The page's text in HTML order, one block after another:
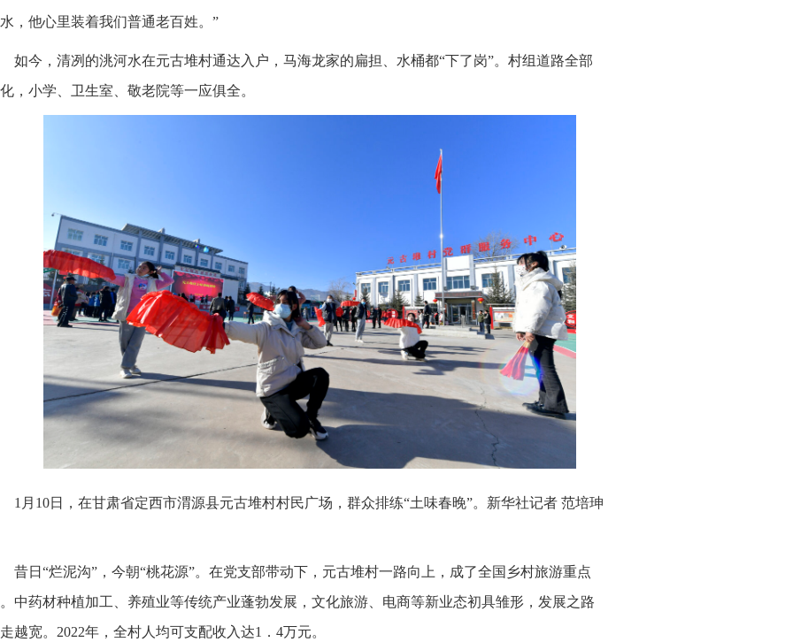
，他心里装着我们普通老百姓。”
如今，清冽的洮河水在元古堆村通达入户，马海龙家的扁担、水桶都“下了岗”。村组道路全部
，小学、卫生室、敬老院等一应俱全。
1月10日，在甘肃省定西市渭源县元古堆村村民广场，群众排练“土味春晚”。新华社记者 范培珅
昔日“烂泥沟”，今朝“桃花源”。在党支部带动下，元古堆村一路向上，成了全国乡村旅游重点
中药材种植加工、养殖业等传统产业蓬勃发展，文化旅游、电商等新业态初具雏形，发展之路
越宽。2022年，全村人均可支配收入达1．4万元。